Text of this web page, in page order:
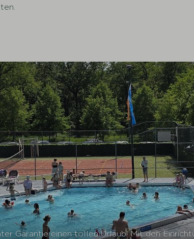
Garantie einen tollen Urlaub! Mit den